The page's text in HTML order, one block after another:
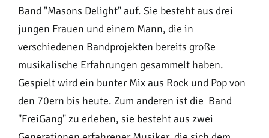
Band "Masons Delight" auf. Sie besteht aus drei
jungen Frauen und einem Mann, die in
verschiedenen Bandprojekten bereits große
musikalische Erfahrungen gesammelt haben.
Gespielt wird ein bunter Mix aus Rock und Pop von
den 70ern bis heute. Zum anderen ist die Band
"FreiGang" zu erleben, sie besteht aus zwei